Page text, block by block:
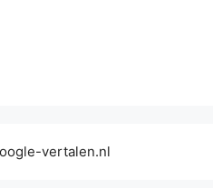
vertalen.nl